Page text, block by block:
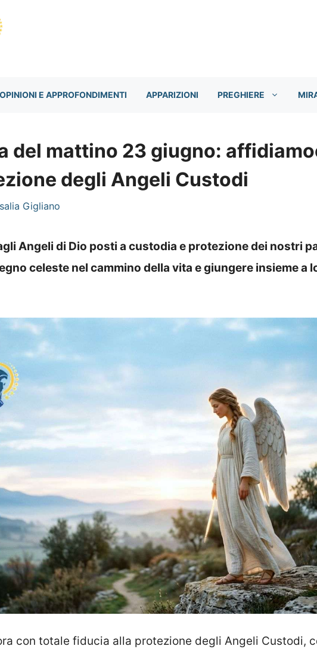
OPINIONI E APPROFONDIMENTI APPARIZIONI PREGHIERE
del mattino 23 giugno:
degli Angeli Custodi
Gigliano
Angeli di Dio posti a custodia e protezione dei nostri
celeste nel cammino della vita e giungere insieme a
con totale fiducia alla protezione degli Angeli Custodi,